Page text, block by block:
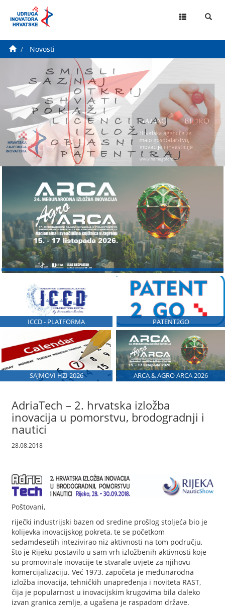
MENU
Novosti
ICCD - PLATFORMA PATENT2GO
SAJMOVI HZI 2026 ARCA & AGRO ARCA 2026
AdriaTech – 2. hrvatska izložba
inovacija u pomorstvu, brodogradnji i
nautici
28.08.2018
Poštovani,
riječki industrijski bazen od sredine prošlog stoljeća bio je
kolijevka inovacijskog pokreta, te se početkom
sedamdesetih intezivirao niz aktivnosti na tom području,
što je Rijeku postavilo u sam vrh izložbenih aktivnosti koje
su promovirale inovacije te stvarale uvjete za njihovu
komercijalizaciju. Već 1973. započeta je međunarodna
izložba inovacija, tehničkih unapređenja i noviteta RAST,
čija je popularnost u inovacijskim krugovima bila daleko
izvan granica zemlje, a ugašena je raspadom države.